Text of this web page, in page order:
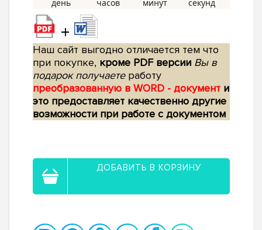
+
Наш сайт выгодно отличается тем что
при покупке, кроме PDF версии Вы в
подарок получаетеработу
преобразованную в WORD - документ и
это предоставляет качественно другие
возможности при работе с документом
ДОБАВИТЬ В КОРЗИНУ